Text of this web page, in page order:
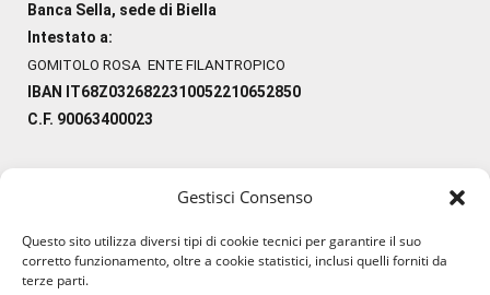
Gestisci Consenso
Questo sito utilizza diversi tipi di cookie tecnici per garantire il suo
corretto funzionamento, oltre a cookie statistici, inclusi quelli forniti da
terze parti.
Banca Sella, sede di Biella
Intestato a:
GOMITOLO ROSA ENTE FILANTROPICO
IBAN IT68Z0326822310052210652850
C.F. 90063400023
#lanaterapia